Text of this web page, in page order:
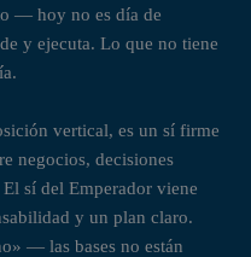
— hoy no es día de
y ejecuta. Lo que no tiene
vertical, es un sí firme
negocios, decisiones
sí del Emperador viene
y un plan claro.
— las bases no están